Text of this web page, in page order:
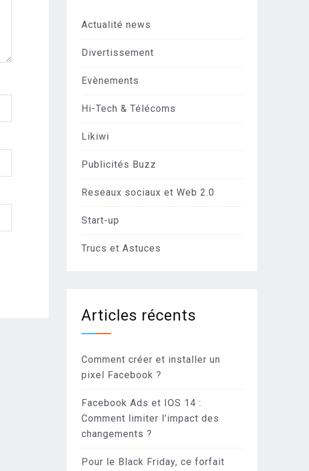
Actualité news
Divertissement
Evènements
Hi-Tech & Télécoms
Likiwi
Publicités Buzz
Reseaux sociaux et Web 2.0
Start-up
Trucs et Astuces
Articles récents
Comment créer et installer un
pixel Facebook ?
Facebook Ads et IOS 14 :
Comment limiter l’impact des
changements ?
Pour le Black Friday, ce forfait